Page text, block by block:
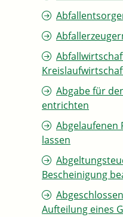
Abgabe für
entrichten
Abgelaufenen
lassen
Bescheinigung
Aufteilung eines